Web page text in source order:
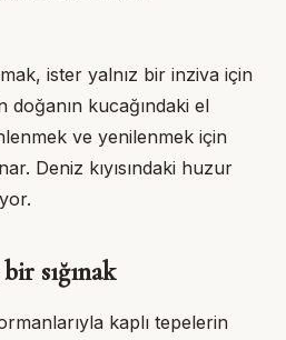
ister yalnız bir inziva için
doğanın kucağındaki el
ve yenilenmek için
Deniz kıyısındaki huzur
sığınak
kaplı tepelerin